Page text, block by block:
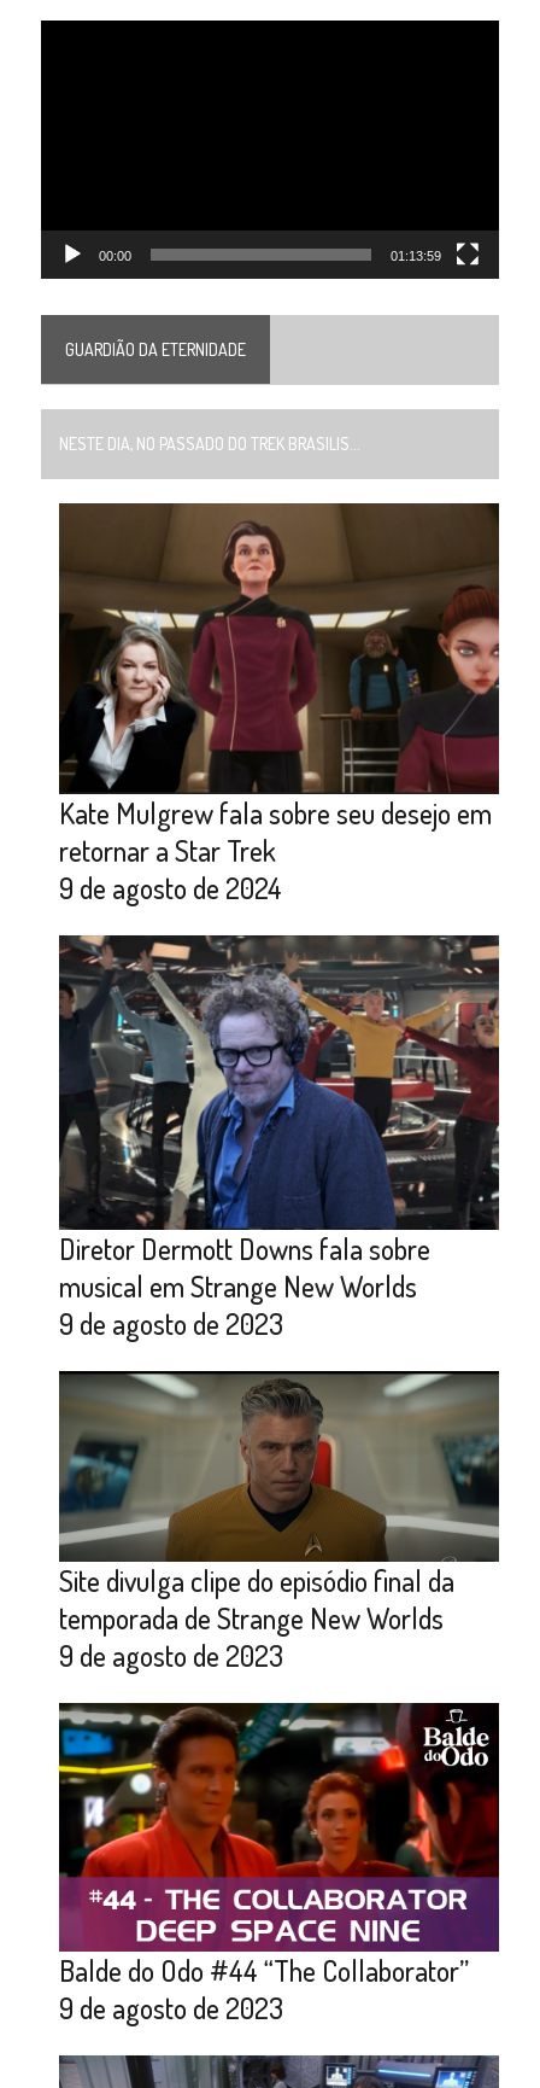
00:00 01:13:59
GUARDIÃO DA ETERNIDADE
NESTE DIA, NO PASSADO DO TREK BRASILIS...
Kate Mulgrew fala sobre seu desejo em
retornar a Star Trek
9 de agosto de 2024
Diretor Dermott Downs fala sobre
musical em Strange New Worlds
9 de agosto de 2023
Site divulga clipe do episódio final da
temporada de Strange New Worlds
9 de agosto de 2023
Balde do Odo #44 “The Collaborator”
9 de agosto de 2023